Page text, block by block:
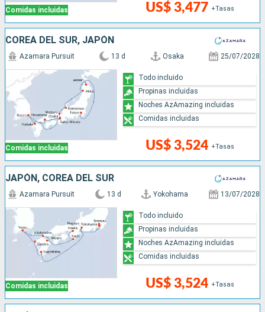
Comidas incluidas US$ 3,477 +Tasas
COREA DEL SUR, JAPÓN
Comidas incluidas
Azamara Pursuit 13 d Osaka 25/07/2028
US$ 3,524 +Tasas
Todo incluido
Propinas incluidas
Noches AzAmazing incluidas
Comidas incluidas
JAPÓN, COREA DEL SUR
Comidas incluidas
Azamara Pursuit 13 d Yokohama 13/07/2028
US$ 3,524 +Tasas
Todo incluido
Propinas incluidas
Noches AzAmazing incluidas
Comidas incluidas